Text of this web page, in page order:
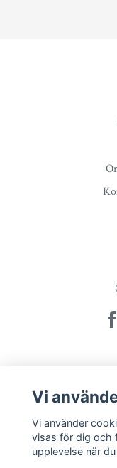
Vi
Vi använder
visas för dig och
upplevelse när